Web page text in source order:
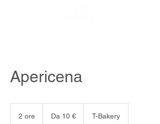
Apericena
2 ore
euroDa 10 € T-Bakery